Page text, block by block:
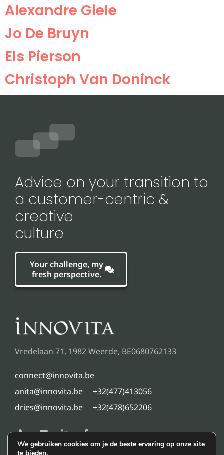
Alexandre Giele
Jo De Bruyn
Els Pierson
Christoph Van Doninck
Advice on your transition to
a customer-centric &
creative
culture
Your challenge, my
fresh perspective.
Vredelaan 71, 1982 Weerde, BE0680762133
connect@innovita.be
anita@innovita.be
+32(477)413056
dries@innovita.be
+32(478)652206
We gebruiken cookies om je de beste ervaring op onze site
te bieden.